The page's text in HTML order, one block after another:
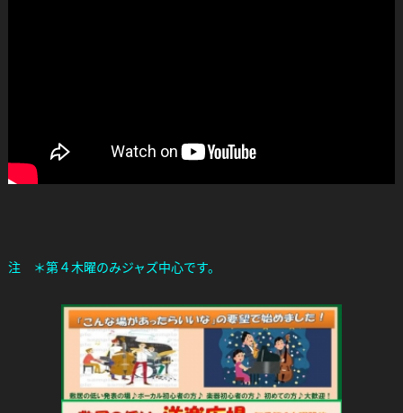
注 ＊第４木曜のみジャズ中心です。